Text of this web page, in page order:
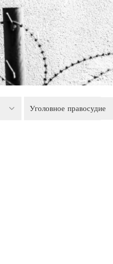
Уголовное правосудие